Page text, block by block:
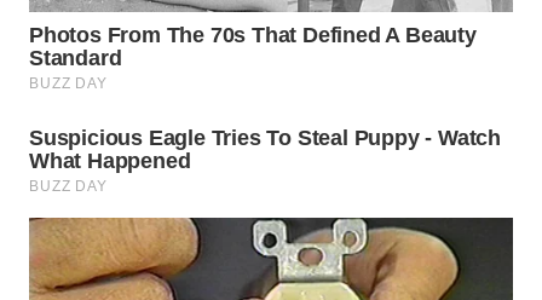
WN
TANGERANG
WN
BINJAI
WN
CIREBON